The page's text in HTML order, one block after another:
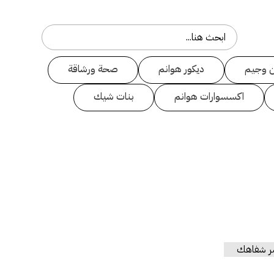
وجيم ديكور هوانم
صحة ورشاقة
اكسسوارات هوانم
بنات شيك